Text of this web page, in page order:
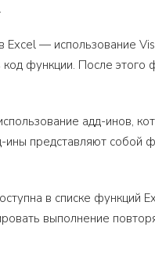
Excel — использование
функции. После
адд-инов,
представляют
в списке функций
выполнение